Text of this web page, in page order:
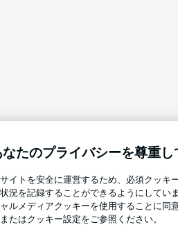
言語をお選びください
日本語
as it's meant to be
たのプライバシーを尊重し
イトを安全に運営するため、必須クッキ
況を記録することができるようにしてい
ルメディアクッキーを使用することに同
またはクッキー設定をご参照ください。